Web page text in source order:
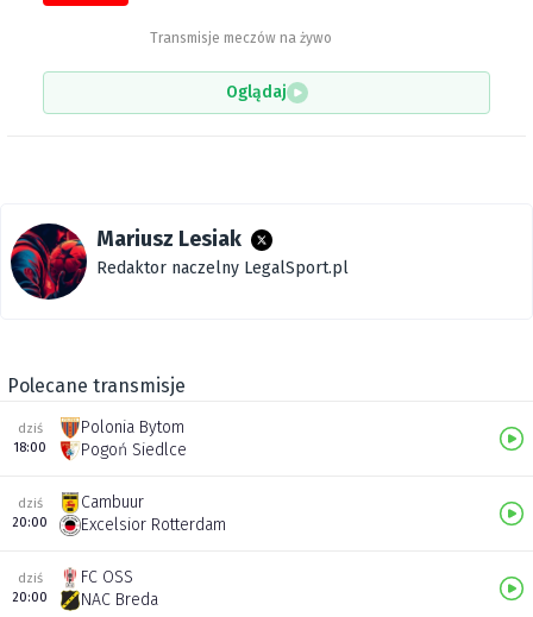
Transmisje meczów na żywo
Oglądaj
Mariusz Lesiak
Redaktor naczelny LegalSport.pl
Polecane transmisje
dziś
18:00
Polonia Bytom
Pogoń Siedlce
dziś
20:00
Cambuur
Excelsior Rotterdam
dziś
20:00
FC OSS
NAC Breda